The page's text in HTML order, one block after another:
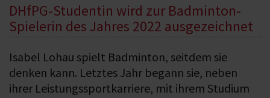
DHfPG-Studentin wird zur Badminton-
Spielerin des Jahres 2022 ausgezeichnet
Isabel Lohau spielt Badminton, seitdem sie
denken kann. Letztes Jahr begann sie, neben
ihrer Leistungssportkarriere, mit ihrem Studium